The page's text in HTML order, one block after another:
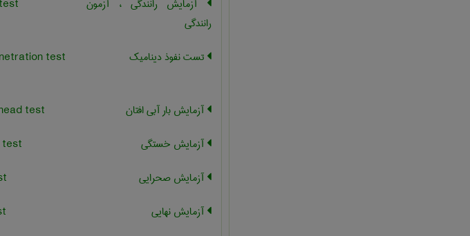
آزمایش رانندگی ، آزمون
رانندگی
تست نفوذ دینامیک test
آزمایش بار آبی افتان
test
آزمایش خستگی
test
آزمایش صحرایی
آزمایش نهایی